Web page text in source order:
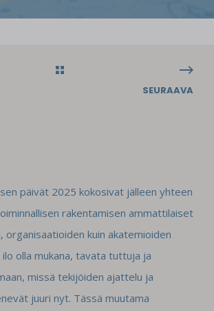
SEURAAVA
päivät 2025 kokosivat jälleen yhteen
rakentamisen ammattilaiset
organisaatioiden kuin akatemioiden
olla mukana, tavata tuttuja ja
missä tekijöiden ajattelu ja
juuri nyt. Tässä muutama